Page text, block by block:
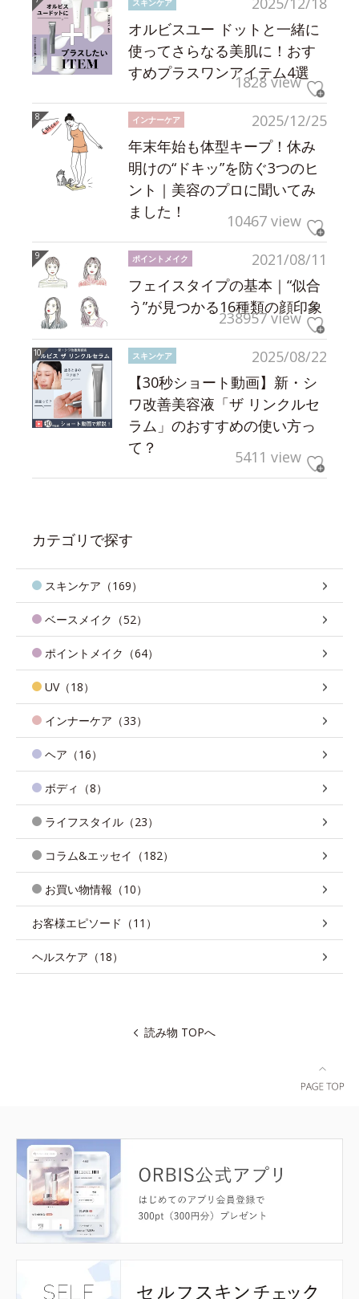
スキンケア
オルビスユー ドットと一緒に
使ってさらなる美肌に！おす
すめプラスワンアイテム4選
1828 view
2025/12/25
インナーケア
年末年始も体型キープ！休み
明けの“ドキッ”を防ぐ3つのヒ
ント｜美容のプロに聞いてみ
ました！
10467 view
2021/08/11
ポイントメイク
フェイスタイプの基本｜“似合
う”が見つかる16種類の顔印象
238957 view
2025/08/22
スキンケア
【30秒ショート動画】新・シ
ワ改善美容液「ザ リンクルセ
ラム」のおすすめの使い方っ
て？
5411 view
カテゴリで探す
スキンケア（169）
ベースメイク（52）
ポイントメイク（64）
UV（18）
インナーケア（33）
ヘア（16）
ボディ（8）
ライフスタイル（23）
コラム&エッセイ（182）
お買い物情報（10）
お客様エピソード（11）
ヘルスケア（18）
読み物 TOPへ